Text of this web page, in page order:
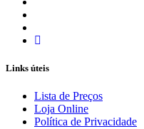
Links úteis
Lista de Preços
Loja Online
Política de Privacidade